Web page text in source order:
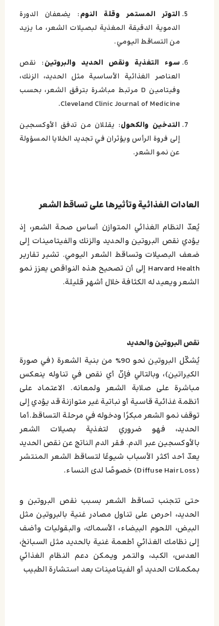
التوتر المستمر وقلة النوم: يضعفان الدورة
الدموية الدقيقة المغذية لبصيلات الشعر، ما يزيد
من التساقط اليومي.
سوء التغذية ونقص الحديد والبروتين: نقص
العناصر الغذائية الأساسية مثل الحديد، الزنك،
وفيتامين D مرتبط مباشرة بترقق الشعر، بحسب
Cleveland Clinic Journal of Medicine.
التدخين والكحول: يقللان من تدفق الأوكسجين
إلى فروة الرأس ويؤثران في تجديد الخلايا المسؤولة
عن نمو الشعر.
العادات الغذائية وتأثيرها على تساقط الشعر
يُعدّ النظام الغذائي المتوازن أساس صحة الشعر، إذ
يؤدي نقص البروتين والحديد والزنك والفيتامينات إلى
ضعف البصيلات وتساقط الشعر اليومي. تشير تقارير
Harvard Health إلى أن تصحيح هذه النواقص يعزز نمو
الشعر ويعيد له الكثافة خلال أشهر قليلة.
نقص البروتين والحديد
يُشكّل البروتين نحو 90% من بنية الشعرة (في صورة
الكيراتين)، وبالتالي فإنّ أي نقص في تناوله ينعكس
مباشرة على صلابة الشعر ولمعانه. الاعتماد على
أنظمة غذائية قاسية أو نباتية غير متوازنة قد يؤدي إلى
توقف نمو الشعر مبكرًا ودخوله في مرحلة التساقط.أما
الحديد، فهو ضروري لتغذية بصيلات الشعر
بالأوكسجين عبر الدم. فقر الدم الناتج عن نقص الحديد
يعدّ أحد أكثر الأسباب شيوعًا لتساقط الشعر المنتشر
(Diffuse Hair Loss) خصوصًا لدى النساء.
حتی تتجنب تساقط الشعر بسبب نقص البروتبن و
الحديد، احرص على تناول مصادر غنية بالبروتين مثل
البيض، اللحوم البيضاء، الأسماك، والبقوليات وأضف
إلى نظامك الغذائي أطعمة غنية بالحديد مثل السبانخ،
العدس، الكبد، والتمر ويمكن دعم النظام الغذائي
بمكملات الحديد أو الفيتامينات بعد استشارة الطبيب